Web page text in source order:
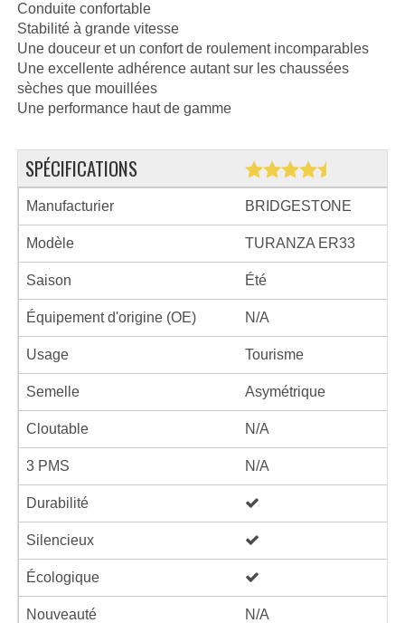
Conduite confortable
Stabilité à grande vitesse
Une douceur et un confort de roulement incomparables
Une excellente adhérence autant sur les chaussées
sèches que mouillées
Une performance haut de gamme
SPÉCIFICATIONS
Manufacturier BRIDGESTONE
Modèle TURANZA ER33
Saison Été
Équipement d'origine (OE) N/A
Usage Tourisme
Semelle Asymétrique
Cloutable N/A
3 PMS N/A
Durabilité
Silencieux
Écologique
Nouveauté N/A